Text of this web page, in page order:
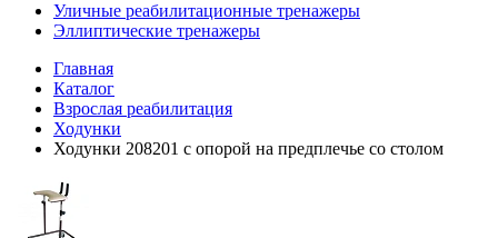
Уличные реабилитационные тренажеры
Эллиптические тренажеры
Главная
Каталог
Взрослая реабилитация
Ходунки
Ходунки 208201 с опорой на предплечье со столом